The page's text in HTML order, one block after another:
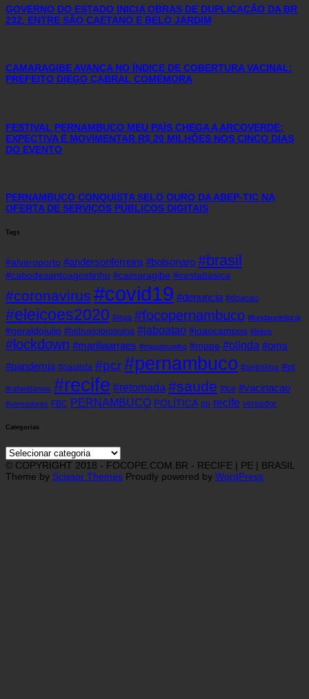
GOVERNO DO ESTADO INICIA OBRAS DE DUPLICAÇÃO DA BR
232, ENTRE SÃO CAETANO E BELO JARDIM
CAMARAGIBE AVANÇA NO ÍNDICE DE COBERTURA VACINAL:
PREFEITO DIEGO CABRAL COMEMORA
FESTIVAL PERNAMBUCO MEU PAÍS CHEGA A ARCOVERDE:
EXPECTIVA É MOVIMENTAR R$ 20 MILHÕES NOS CINCO DIAS
DO EVENTO
PERNAMBUCO CONQUISTA SELO OURO DA ABEP-TIC NA
OFERTA DE SERVIÇOS PÚBLICOS DIGITAIS
Tags
#alvaroporto #andersonferreira #bolsonaro #brasil
#cabodesantoagostinho #camaragibe #cestabasica
#coronavirus #covid19 #denuncia #doacao
#eleicoes2020 #eua #focopernambuco #fundaoeleitoral
#geraldojulio #hidroxicloroquina #jaboatao #joaocampos #leitos
#lockdown #mariliaarraes #miguelcoelho #mppe #olinda #oms
#pandemia #paulista #pcr#pernambuco #petrolina #pt
#rafaeldantas #recife #retomada #saude #tce #vacinacao
#vereadores FBC PERNAMBUCO POLÍTICA pp recife vereador
Categorias
Categorias
© COPYRIGHT 2018 - FOCOPE.COM.BR - RECIFE | PE | BRASIL
Theme by Scissor Themes Proudly powered by WordPress